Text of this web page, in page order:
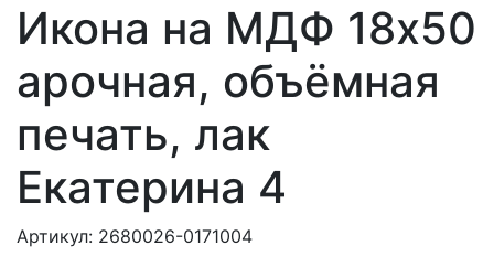
Икона на МДФ 18х50
арочная, объёмная
печать, лак
Екатерина 4
Артикул: 2680026-0171004